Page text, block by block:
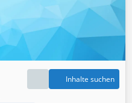
Inhalte suchen